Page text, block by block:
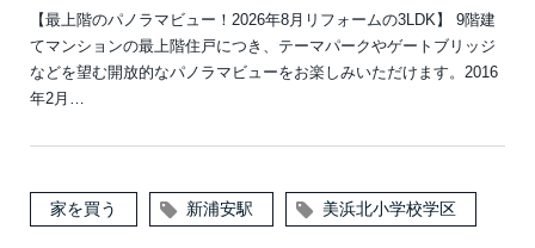
【最上階のパノラマビュー！2026年8月リフォームの3LDK】 9階建
てマンションの最上階住戸につき、テーマパークやゲートブリッジ
などを望む開放的なパノラマビューをお楽しみいただけます。2016
年2月…
家を買う 新浦安駅 美浜北小学校学区